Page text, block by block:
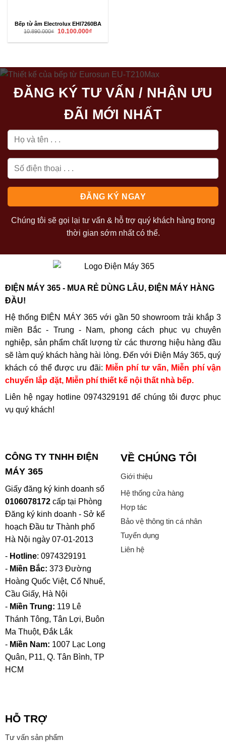
Bếp từ âm Electrolux EHI7260BA
10.890.000₫ Giá
là:
10.100.000₫Giá
tại
ĐĂNG KÝ TƯ VẤN / NHẬN ƯU
ĐÃI MỚI NHẤT
Chúng tôi sẽ gọi lại tư vấn & hỗ trợ quý khách hàng trong
thời gian sớm nhất có thể.
ĐIỆN MÁY 365 - MUA RẺ DÙNG LÂU, ĐIỆN MÁY HÀNG
ĐẦU!
Hệ thống ĐIỆN MÁY 365 với gần 50 showroom trải khắp 3
miền Bắc - Trung - Nam, phong cách phục vụ chuyên
nghiệp, sản phẩm chất lượng từ các thương hiệu hàng đầu
sẽ làm quý khách hàng hài lòng. Đến với Điện Máy 365, quý
khách có thể được ưu đãi: Miễn phí tư vấn, Miễn phí vận
chuyển lắp đặt, Miễn phí thiết kế nội thất nhà bếp.
Liên hệ ngay hotline 0974329191 để chúng tôi được phục
vụ quý khách!
CÔNG TY TNHH ĐIỆN
MÁY 365
Giấy đăng ký kinh doanh số
0106078172cấp tại Phòng
Đăng ký kinh doanh - Sở kế
hoạch Đầu tư Thành phố
Hà Nội ngày 07-01-2013
- Hotline: 0974329191
- Miền Bắc: 373 Đường
Hoàng Quốc Việt, Cổ Nhuế,
Cầu Giấy, Hà Nội
- Miền Trung: 119 Lê
Thánh Tông, Tân Lợi, Buôn
Ma Thuột, Đắk Lắk
- Miền Nam: 1007 Lạc Long
Quân, P11, Q. Tân Bình, TP
HCM
VỀ CHÚNG TÔI
Giới thiệu
Hệ thống cửa hàng
Hợp tác
Bảo vệ thông tin cá nhân
Tuyển dụng
Liên hệ
HỖ TRỢ
Tư vấn sản phẩm